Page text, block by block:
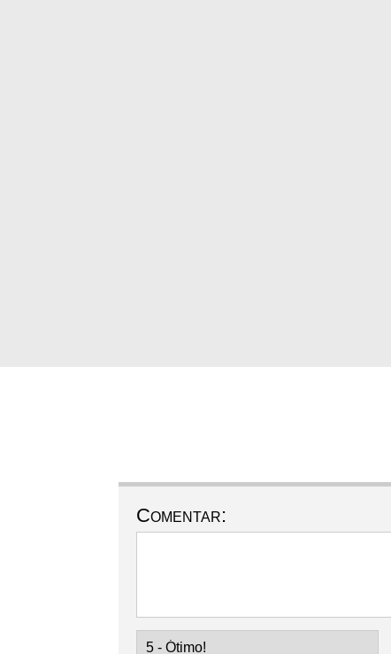
Comentar: